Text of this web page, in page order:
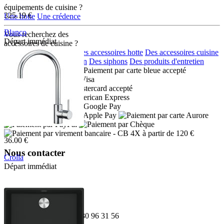
325.19 €
Blanco
Départ immédiat
36.00 €
Crolla
Départ immédiat
équipements de cuisine ?
Une hotte Une crédence
Vous recherchez des
accéssoires de cuisine ?
Des accessoires eviers
Des accessoires hotte Des accessoires cuisine
Des distributeurs de savon Des siphons Des produits d'entretien
Moyens de paiement :
- CB 4X à partir de 120 €
Nous contacter
Village des artisans
35740 PACE
02 30 96 31 56